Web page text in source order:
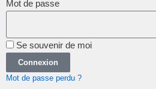
Mot de passe
Se souvenir de moi
Connexion
Mot de passe perdu ?